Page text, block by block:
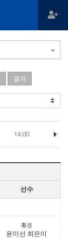
결과
14:00 14:15
선수
횡성
윤미선 최은미